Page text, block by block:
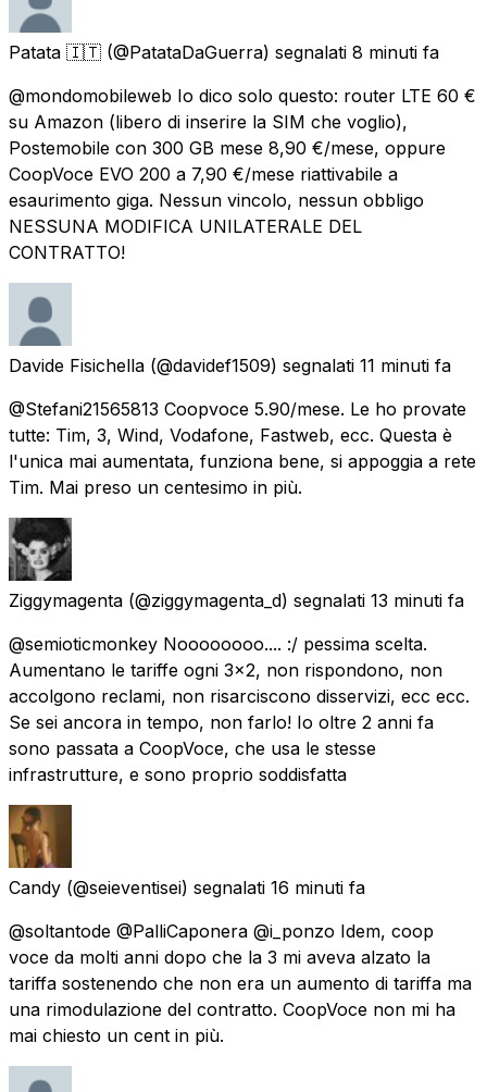
Patata 🇮🇹 (@PatataDaGuerra) segnalati 8 minuti fa
@mondomobileweb Io dico solo questo: router LTE 60 €
su Amazon (libero di inserire la SIM che voglio),
Postemobile con 300 GB mese 8,90 €/mese, oppure
CoopVoce EVO 200 a 7,90 €/mese riattivabile a
esaurimento giga. Nessun vincolo, nessun obbligo
NESSUNA MODIFICA UNILATERALE DEL
CONTRATTO!
Davide Fisichella (@davidef1509) segnalati 11 minuti fa
@Stefani21565813 Coopvoce 5.90/mese. Le ho provate
tutte: Tim, 3, Wind, Vodafone, Fastweb, ecc. Questa è
l'unica mai aumentata, funziona bene, si appoggia a rete
Tim. Mai preso un centesimo in più.
Ziggymagenta (@ziggymagenta_d) segnalati 13 minuti fa
@semioticmonkey Noooooooo.... :/ pessima scelta.
Aumentano le tariffe ogni 3x2, non rispondono, non
accolgono reclami, non risarciscono disservizi, ecc ecc.
Se sei ancora in tempo, non farlo! Io oltre 2 anni fa
sono passata a CoopVoce, che usa le stesse
infrastrutture, e sono proprio soddisfatta
Candy (@seieventisei) segnalati 16 minuti fa
@soltantode @PalliCaponera @i_ponzo Idem, coop
voce da molti anni dopo che la 3 mi aveva alzato la
tariffa sostenendo che non era un aumento di tariffa ma
una rimodulazione del contratto. CoopVoce non mi ha
mai chiesto un cent in più.